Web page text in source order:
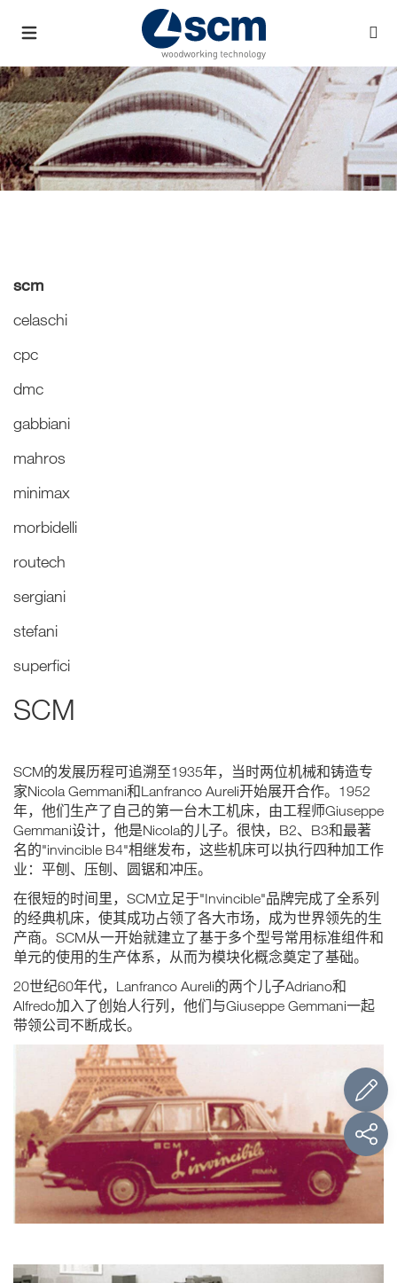
scm
celaschi
cpc
dmc
gabbiani
mahros
minimax
morbidelli
routech
sergiani
stefani
superfici
SCM
SCM的发展历程可追溯至1935年，当时两位机械和铸造专
家Nicola Gemmani和Lanfranco Aureli开始展开合作。1952
年，他们生产了自己的第一台木工机床，由工程师Giuseppe
Gemmani设计，他是Nicola的儿子。很快，B2、B3和最著
名的"invincible B4"相继发布，这些机床可以执行四种加工作
业：平刨、压刨、圆锯和冲压。
在很短的时间里，SCM立足于"Invincible"品牌完成了全系列
的经典机床，使其成功占领了各大市场，成为世界领先的生
产商。SCM从一开始就建立了基于多个型号常用标准组件和
单元的使用的生产体系，从而为模块化概念奠定了基础。
20世纪60年代，Lanfranco Aureli的两个儿子Adriano和
Alfredo加入了创始人行列，他们与Giuseppe Gemmani一起
带领公司不断成长。